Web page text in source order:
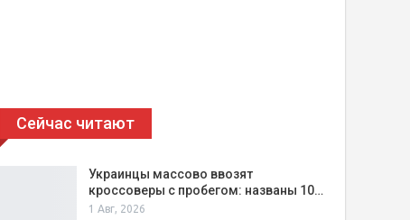
Сейчас читают
Украинцы массово ввозят
кроссоверы с пробегом: названы 10…
1 Авг, 2026